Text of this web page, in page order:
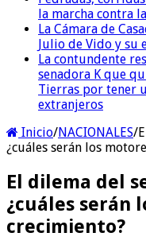
la marcha contra
La Cámara de
Julio de Vido y
La contundente
senadora K que
Tierras por tener
extranjeros
Inicio/NACIONALES/
¿cuáles serán los
El dilema del
¿cuáles serán
crecimiento?